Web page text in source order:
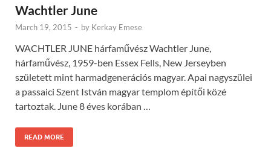
Wachtler June
March 19, 2015 - by Kerkay Emese
WACHTLER JUNE hárfaművész Wachtler June,
hárfaművész, 1959-ben Essex Fells, New Jerseyben
született mint harmadgenerációs magyar. Apai nagyszülei
a passaici Szent István magyar templom építői közé
tartoztak. June 8 éves korában …
READ MORE